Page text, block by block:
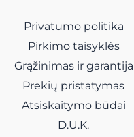
Privatumo politika
Pirkimo taisyklės
Grąžinimas ir garantija
Prekių pristatymas
Atsiskaitymo būdai
D.U.K.